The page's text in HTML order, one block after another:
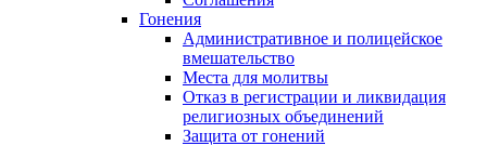
Гонения
Административное и полицейское
вмешательство
Места для молитвы
Отказ в регистрации и ликвидация
религиозных объединений
Защита от гонений